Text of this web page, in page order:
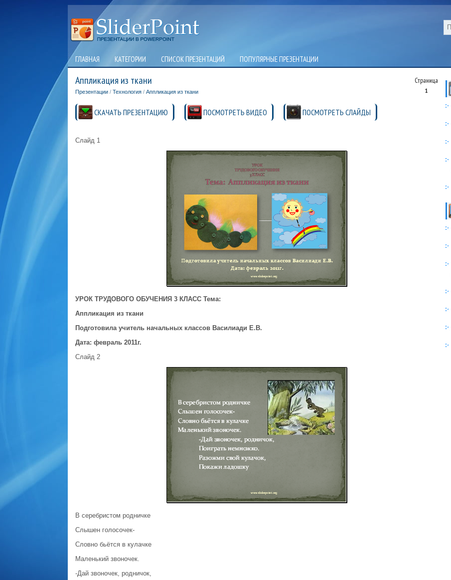
ГЛАВНАЯ КАТЕГОРИИ СПИСОК ПРЕЗЕНТАЦИЙ ПОПУЛЯРНЫЕ ПРЕЗЕНТАЦИИ
Аппликация из ткани Страница
1
Презентации/ Технология/ Аппликация из ткани
СКАЧАТЬ ПРЕЗЕНТАЦИЮ ПОСМОТРЕТЬ ВИДЕО ПОСМОТРЕТЬ СЛАЙДЫ
Слайд 1
УРОК ТРУДОВОГО ОБУЧЕНИЯ 3 КЛАСС Тема:
Аппликация из ткани
Подготовила учитель начальных классов Василиади Е.В.
Дата: февраль 2011г.
Слайд 2
В серебристом родничке
Слышен голосочек-
Словно бьётся в кулачке
Маленький звоночек.
-Дай звоночек, родничок,